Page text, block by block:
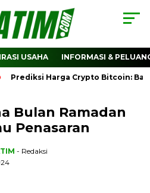
USAHA INFORMASI &
Harga Crypto Bitcoin:
Bulan Ramadan
Penasaran
- Redaksi